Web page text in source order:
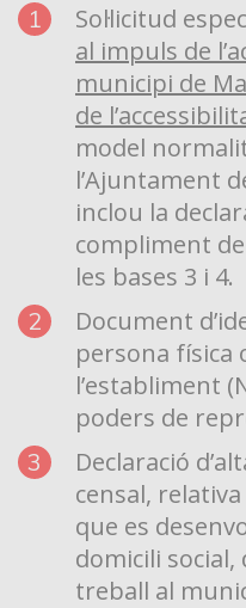
Sol·licitud
al impuls de
municipi de
de
model
l’Ajuntament
inclou la
compliment
les bases 3 i 4.
Document
persona física
l’establiment
poders de
Declaració
censal,
que es
domicili social,
treball al